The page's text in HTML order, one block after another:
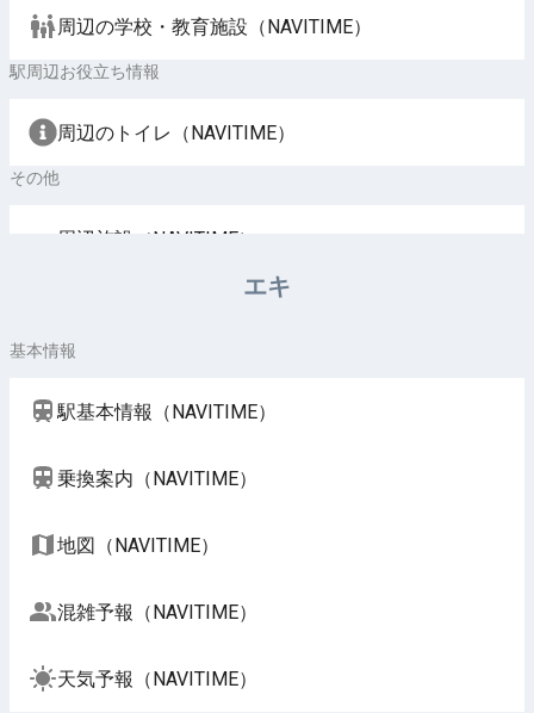
周辺の学校・教育施設（NAVITIME）
駅周辺お役立ち情報
周辺のトイレ（NAVITIME）
その他
周辺施設（NAVITIME）
エキ
基本情報
駅基本情報（NAVITIME）
乗換案内（NAVITIME）
地図（NAVITIME）
混雑予報（NAVITIME）
天気予報（NAVITIME）